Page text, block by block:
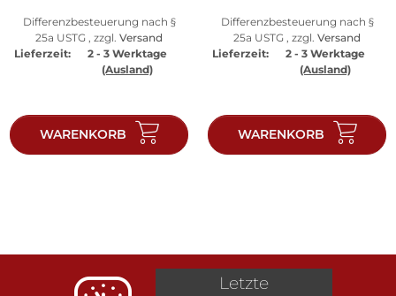
Differenzbesteuerung nach §
25a USTG , zzgl. Versand
Lieferzeit:
2 - 3 Werktage
(Ausland)
WARENKORB
Differenzbesteuerung nach §
25a USTG , zzgl. Versand
Lieferzeit:
2 - 3 Werktage
(Ausland)
WARENKORB
Letzte